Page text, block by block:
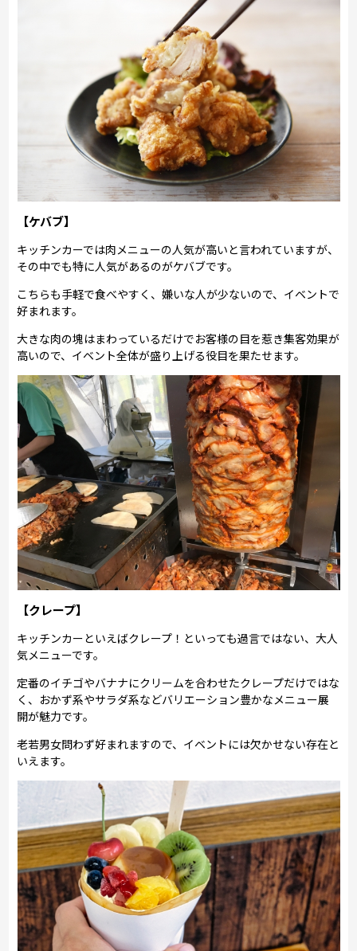
【ケバブ】
キッチンカーでは肉メニューの人気が高いと言われていますが、
その中でも特に人気があるのがケバブです。
こちらも手軽で食べやすく、嫌いな人が少ないので、イベントで
好まれます。
大きな肉の塊はまわっているだけでお客様の目を惹き集客効果が
高いので、イベント全体が盛り上げる役目を果たせます。
【クレープ】
キッチンカーといえばクレープ！といっても過言ではない、大人
気メニューです。
定番のイチゴやバナナにクリームを合わせたクレープだけではな
く、おかず系やサラダ系などバリエーション豊かなメニュー展
開が魅力です。
老若男女問わず好まれますので、イベントには欠かせない存在と
いえます。